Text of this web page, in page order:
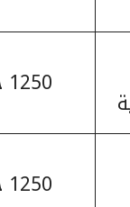
1250 جنيه مصري
1250 جنيه مصري